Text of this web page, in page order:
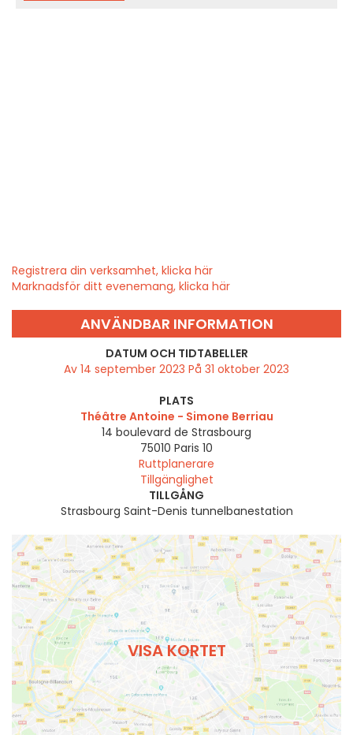
Registrera din verksamhet, klicka här
Marknadsför ditt evenemang, klicka här
ANVÄNDBAR INFORMATION
DATUM OCH TIDTABELLER
Av 14 september 2023 På 31 oktober 2023
PLATS
Théâtre Antoine - Simone Berriau
14 boulevard de Strasbourg
75010 Paris 10
Ruttplanerare
Tillgänglighet
TILLGÅNG
Strasbourg Saint-Denis tunnelbanestation
VISA KORTET